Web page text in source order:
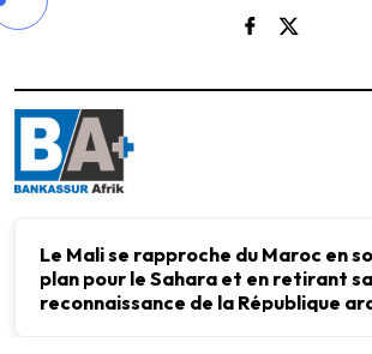
Le Mali se rapproche du Maroc en
plan pour le Sahara et en retirant sa
reconnaissance de la République